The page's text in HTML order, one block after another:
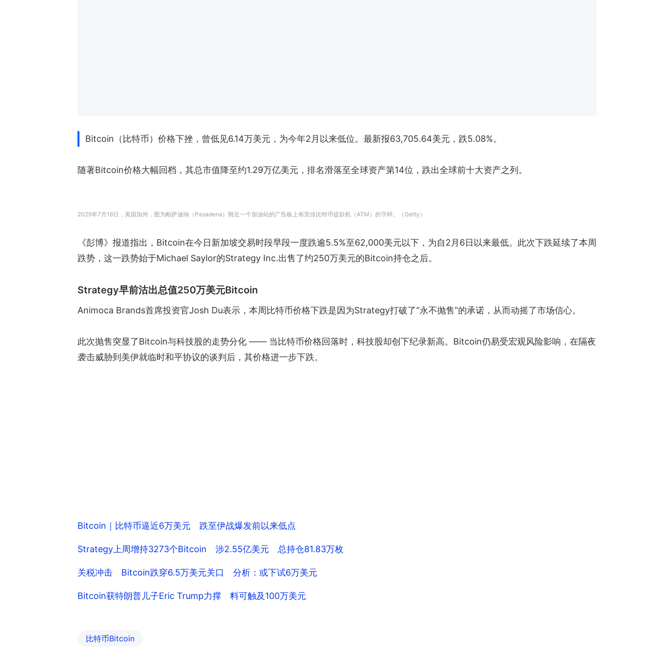
Bitcoin（比特币）价格下挫，曾低见6.14万美元，为今年2月以来低位。最新报63,705.64美元，跌5.08%。
随著Bitcoin价格大幅回档，其总市值降至约1.29万亿美元，排名滑落至全球资产第14位，跌出全球前十大资产之列。
2025年7月16日，美国加州，图为帕萨迪纳（Pasadena）附近一个加油站的广告板上有宣传比特币提款机（ATM）的字样。（Getty）
《彭博》报道指出，Bitcoin在今日新加坡交易时段早段一度跌逾5.5%至62,000美元以下，为自2月6日以来最低。此次下跌延续了本周
跌势，这一跌势始于Michael Saylor的Strategy Inc.出售了约250万美元的Bitcoin持仓之后。
Strategy早前沽出总值250万美元Bitcoin
Animoca Brands首席投资官Josh Du表示，本周比特币价格下跌是因为Strategy打破了“永不抛售”的承诺，从而动摇了市场信心。
此次抛售突显了Bitcoin与科技股的走势分化 —— 当比特币价格回落时，科技股却创下纪录新高。Bitcoin仍易受宏观风险影响，在隔夜
袭击威胁到美伊就临时和平协议的谈判后，其价格进一步下跌。
Bitcoin｜比特币逼近6万美元 跌至伊战爆发前以来低点
Strategy上周增持3273个Bitcoin 涉2.55亿美元 总持仓81.83万枚
关税冲击 Bitcoin跌穿6.5万美元关口 分析：或下试6万美元
Bitcoin获特朗普儿子Eric Trump力撑 料可触及100万美元
比特币Bitcoin